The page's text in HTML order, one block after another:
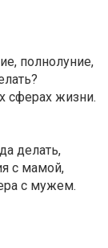
полнолуние,
сферах жизни.
делать,
с мамой,
с мужем.